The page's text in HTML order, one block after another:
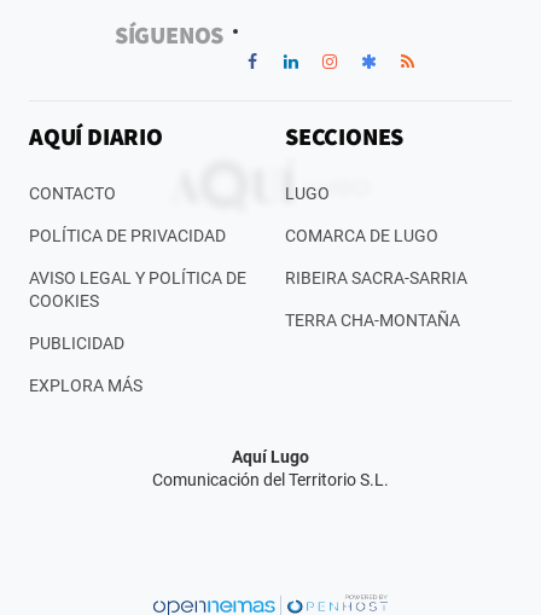
SÍGUENOS
AQUÍ DIARIO
CONTACTO
POLÍTICA DE PRIVACIDAD
AVISO LEGAL Y POLÍTICA DE
COOKIES
PUBLICIDAD
EXPLORA MÁS
SECCIONES
LUGO
COMARCA DE LUGO
RIBEIRA SACRA-SARRIA
TERRA CHA-MONTAÑA
Aquí Lugo
Comunicación del Territorio S.L.